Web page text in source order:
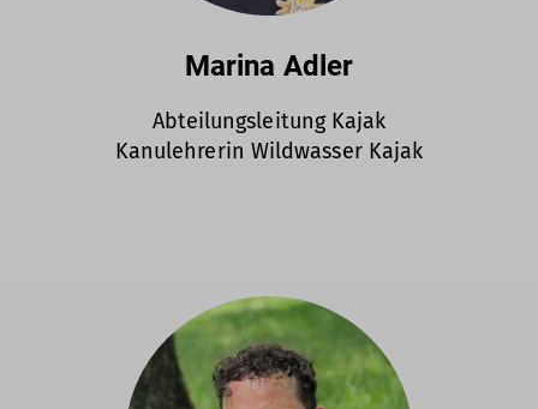
Marina Adler
Abteilungsleitung Kajak
Kanulehrerin Wildwasser Kajak